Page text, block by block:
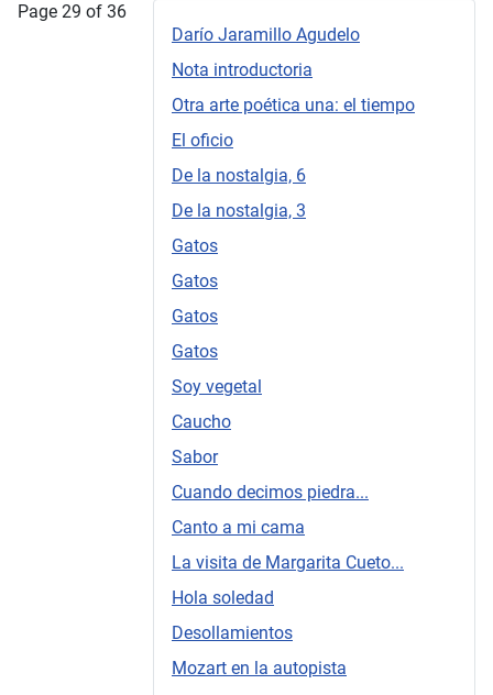
Darío Jaramillo Agudelo
Nota introductoria
Otra arte poética una: el tiempo
El oficio
De la nostalgia, 6
De la nostalgia, 3
Gatos
Gatos
Gatos
Gatos
Soy vegetal
Caucho
Sabor
Cuando decimos piedra...
Canto a mi cama
La visita de Margarita Cueto...
Hola soledad
Desollamientos
Mozart en la autopista
Page 29 of 36